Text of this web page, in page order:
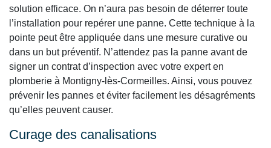
solution efficace. On n’aura pas besoin de déterrer toute
l’installation pour repérer une panne. Cette technique à la
pointe peut être appliquée dans une mesure curative ou
dans un but préventif. N’attendez pas la panne avant de
signer un contrat d’inspection avec votre expert en
plomberie à Montigny-lès-Cormeilles. Ainsi, vous pouvez
prévenir les pannes et éviter facilement les désagréments
qu’elles peuvent causer.
Curage des canalisations